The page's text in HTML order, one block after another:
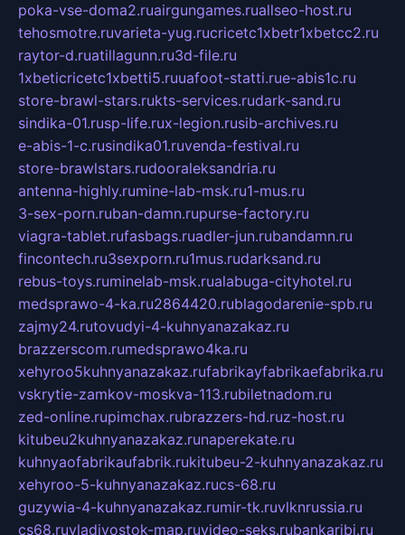
poka-vse-doma2.ruairgungames.ruallseo-host.ru
tehosmotre.ruvarieta-yug.rucricetc1xbetr1xbetcc2.ru
raytor-d.ruatillagunn.ru3d-file.ru
1xbeticricetc1xbetti5.ruuafoot-statti.rue-abis1c.ru
store-brawl-stars.rukts-services.rudark-sand.ru
sindika-01.rusp-life.rux-legion.rusib-archives.ru
e-abis-1-c.rusindika01.ruvenda-festival.ru
store-brawlstars.rudooraleksandria.ru
antenna-highly.rumine-lab-msk.ru1-mus.ru
3-sex-porn.ruban-damn.rupurse-factory.ru
viagra-tablet.rufasbags.ruadler-jun.rubandamn.ru
fincontech.ru3sexporn.ru1mus.rudarksand.ru
rebus-toys.ruminelab-msk.rualabuga-cityhotel.ru
medsprawo-4-ka.ru2864420.rublagodarenie-spb.ru
zajmy24.rutovudyi-4-kuhnyanazakaz.ru
brazzerscom.rumedsprawo4ka.ru
xehyroo5kuhnyanazakaz.rufabrikayfabrikaefabrika.ru
vskrytie-zamkov-moskva-113.rubiletnadom.ru
zed-online.rupimchax.rubrazzers-hd.ruz-host.ru
kitubeu2kuhnyanazakaz.runaperekate.ru
kuhnyaofabrikaufabrik.rukitubeu-2-kuhnyanazakaz.ru
xehyroo-5-kuhnyanazakaz.rucs-68.ru
guzywia-4-kuhnyanazakaz.rumir-tk.ruvlknrussia.ru
cs68.ruvladivostok-map.ruvideo-seks.rubankaribi.ru